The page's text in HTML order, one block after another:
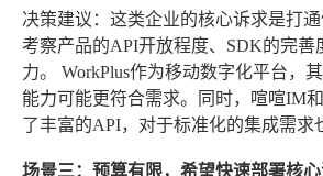
决策建议 ：这类企业的核心诉求是打
考察产品的API开放程度、SDK的完善
力。 WorkPlus作为移动数字化平台，
能力可能更符合需求。同时，喧喧IM
了丰富的API，对于标准化的集成需求
场景三：预算有限，希望快速部署核